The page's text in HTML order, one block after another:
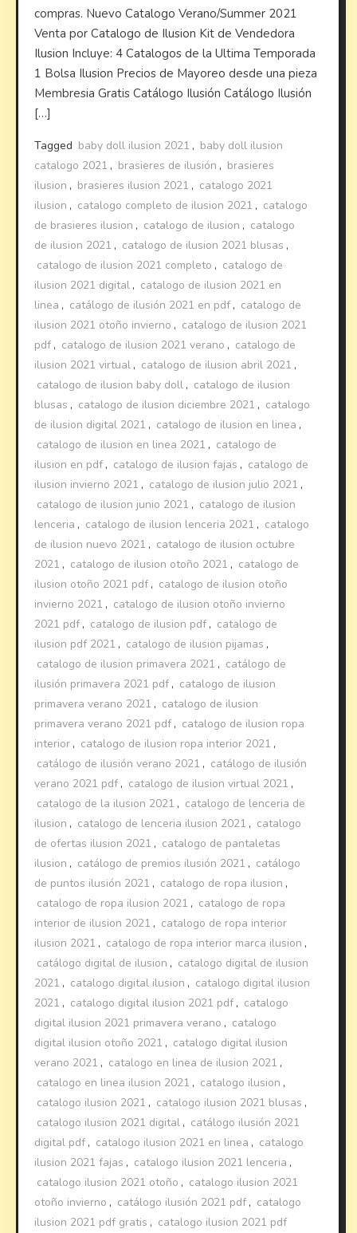
compras. Nuevo Catalogo Verano/Summer 2021
Venta por Catalogo de Ilusion Kit de Vendedora
Ilusion Incluye: 4 Catalogos de la Ultima Temporada
1 Bolsa Ilusion Precios de Mayoreo desde una pieza
Membresia Gratis Catálogo Ilusión Catálogo Ilusión
[…]
Tagged baby doll ilusion 2021 , baby doll ilusion
catalogo 2021 , brasieres de ilusión , brasieres
ilusion , brasieres ilusion 2021 , catalogo 2021
ilusion , catalogo completo de ilusion 2021 , catalogo
de brasieres ilusion , catalogo de ilusion , catalogo
de ilusion 2021 , catalogo de ilusion 2021 blusas ,
catalogo de ilusion 2021 completo , catalogo de
ilusion 2021 digital , catalogo de ilusion 2021 en
linea , catálogo de ilusión 2021 en pdf , catalogo de
ilusion 2021 otoño invierno , catalogo de ilusion 2021
pdf , catalogo de ilusion 2021 verano , catalogo de
ilusion 2021 virtual , catalogo de ilusion abril 2021 ,
catalogo de ilusion baby doll , catalogo de ilusion
blusas , catalogo de ilusion diciembre 2021 , catalogo
de ilusion digital 2021 , catalogo de ilusion en linea ,
catalogo de ilusion en linea 2021 , catalogo de
ilusion en pdf , catalogo de ilusion fajas , catalogo de
ilusion invierno 2021 , catalogo de ilusion julio 2021 ,
catalogo de ilusion junio 2021 , catalogo de ilusion
lenceria , catalogo de ilusion lenceria 2021 , catalogo
de ilusion nuevo 2021 , catalogo de ilusion octubre
2021 , catalogo de ilusion otoño 2021 , catalogo de
ilusion otoño 2021 pdf , catalogo de ilusion otoño
invierno 2021 , catalogo de ilusion otoño invierno
2021 pdf , catalogo de ilusion pdf , catalogo de
ilusion pdf 2021 , catalogo de ilusion pijamas ,
catalogo de ilusion primavera 2021 , catálogo de
ilusión primavera 2021 pdf , catalogo de ilusion
primavera verano 2021 , catalogo de ilusion
primavera verano 2021 pdf , catalogo de ilusion ropa
interior , catalogo de ilusion ropa interior 2021 ,
catálogo de ilusión verano 2021 , catálogo de ilusión
verano 2021 pdf , catalogo de ilusion virtual 2021 ,
catalogo de la ilusion 2021 , catalogo de lenceria de
ilusion , catalogo de lenceria ilusion 2021 , catalogo
de ofertas ilusion 2021 , catalogo de pantaletas
ilusion , catálogo de premios ilusión 2021 , catálogo
de puntos ilusión 2021 , catalogo de ropa ilusion ,
catalogo de ropa ilusion 2021 , catalogo de ropa
interior de ilusion 2021 , catalogo de ropa interior
ilusion 2021 , catalogo de ropa interior marca ilusion ,
catálogo digital de ilusion , catalogo digital de ilusion
2021 , catalogo digital ilusion , catalogo digital ilusion
2021 , catalogo digital ilusion 2021 pdf , catalogo
digital ilusion 2021 primavera verano , catalogo
digital ilusion otoño 2021 , catalogo digital ilusion
verano 2021 , catalogo en linea de ilusion 2021 ,
catalogo en linea ilusion 2021 , catalogo ilusion ,
catalogo ilusion 2021 , catalogo ilusion 2021 blusas ,
catalogo ilusion 2021 digital , catálogo ilusión 2021
digital pdf , catalogo ilusion 2021 en linea , catalogo
ilusion 2021 fajas , catalogo ilusion 2021 lenceria ,
catalogo ilusion 2021 otoño , catalogo ilusion 2021
otoño invierno , catálogo ilusión 2021 pdf , catalogo
ilusion 2021 pdf gratis , catalogo ilusion 2021 pdf